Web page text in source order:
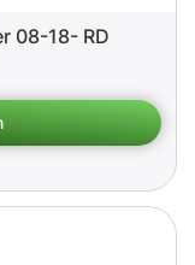
08-18- RD